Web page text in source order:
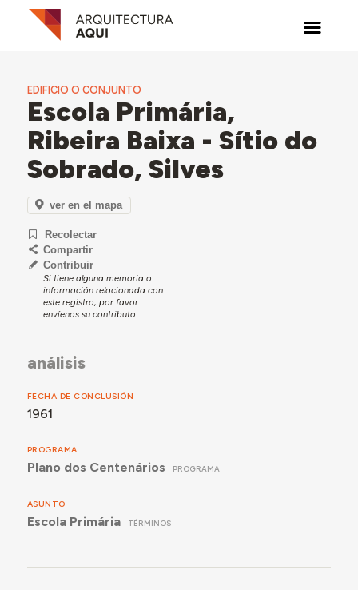
EDIFICIO O CONJUNTO
Escola Primária,
Ribeira Baixa - Sítio do
Sobrado, Silves
ver en el mapa
Recolectar
Compartir
Contribuir
Si tiene alguna memoria o
información relacionada con
este registro, por favor
envíenos su contributo.
análisis
FECHA DE CONCLUSIÓN
1961
PROGRAMA
Plano dos Centenários PROGRAMA
ASUNTO
Escola Primária TÉRMINOS